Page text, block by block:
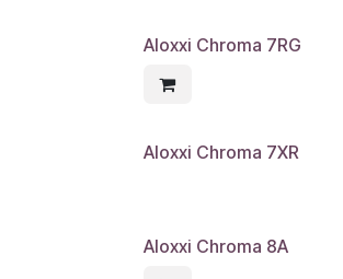
Aloxxi Chroma 7RG
Aloxxi Chroma 7XR
Aloxxi Chroma 8A